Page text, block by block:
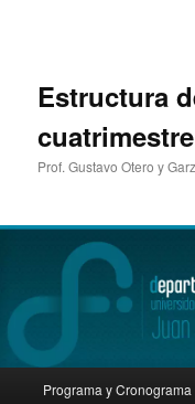
Estructura
Prof. Gustavo Otero y
Skip
Programa y Cronograma